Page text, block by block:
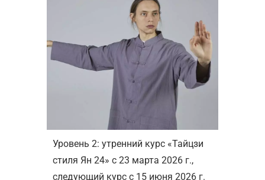
Уровень 2: утренний курс «Тайцзи
стиля Ян 24» c 23 марта 2026 г.,
следующий курс с 15 июня 2026 г.